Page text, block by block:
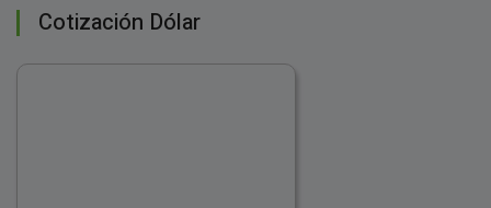
Cotización Dólar